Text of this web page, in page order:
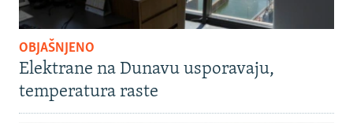
OBJAŠNJENO
Elektrane na Dunavu usporavaju,
temperatura raste